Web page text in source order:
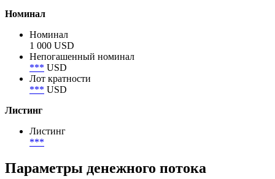
Номинал
Номинал
1 000 USD
Непогашенный номинал
*** USD
Лот кратности
*** USD
Листинг
Листинг
***
Параметры денежного потока